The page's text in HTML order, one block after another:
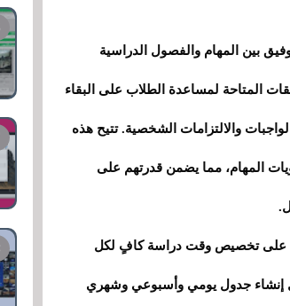
بين المهام والفصول الدراسية
المتاحة لمساعدة الطلاب على البقاء
والالتزامات الشخصية. تتيح هذه
المهام، مما يضمن قدرتهم على
على تخصيص وقت دراسة كافٍ لكل
إنشاء جدول يومي وأسبوعي وشهري